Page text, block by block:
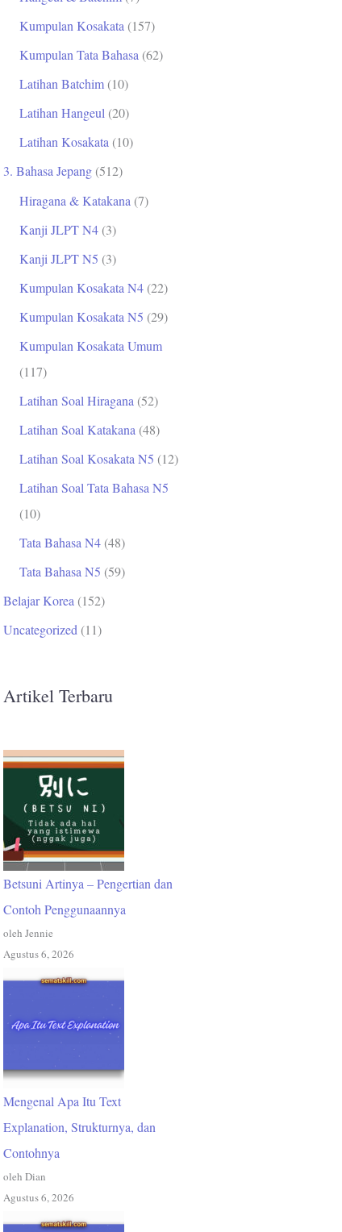
Kumpulan Kosakata (157)
Kumpulan Tata Bahasa (62)
Latihan Batchim (10)
Latihan Hangeul (20)
Latihan Kosakata (10)
3. Bahasa Jepang (512)
Hiragana & Katakana (7)
Kanji JLPT N4 (3)
Kanji JLPT N5 (3)
Kumpulan Kosakata N4 (22)
Kumpulan Kosakata N5 (29)
Kumpulan Kosakata Umum
(117)
Latihan Soal Hiragana (52)
Latihan Soal Katakana (48)
Latihan Soal Kosakata N5 (12)
Latihan Soal Tata Bahasa N5
(10)
Tata Bahasa N4 (48)
Tata Bahasa N5 (59)
Belajar Korea (152)
Uncategorized (11)
Artikel Terbaru
Betsuni Artinya – Pengertian dan
Contoh Penggunaannya
oleh Jennie
Agustus 6, 2026
Mengenal Apa Itu Text
Explanation, Strukturnya, dan
Contohnya
oleh Dian
Agustus 6, 2026